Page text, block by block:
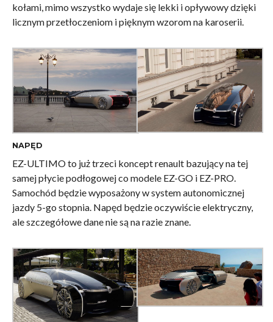
kołami, mimo wszystko wydaje się lekki i opływowy dzięki
licznym przetłoczeniom i pięknym wzorom na karoserii.
NAPĘD
EZ-ULTIMO to już trzeci koncept renault bazujący na tej
samej płycie podłogowej co modele EZ-GO i EZ-PRO.
Samochód będzie wyposażony w system autonomicznej
jazdy 5-go stopnia. Napęd będzie oczywiście elektryczny,
ale szczegółowe dane nie są na razie znane.